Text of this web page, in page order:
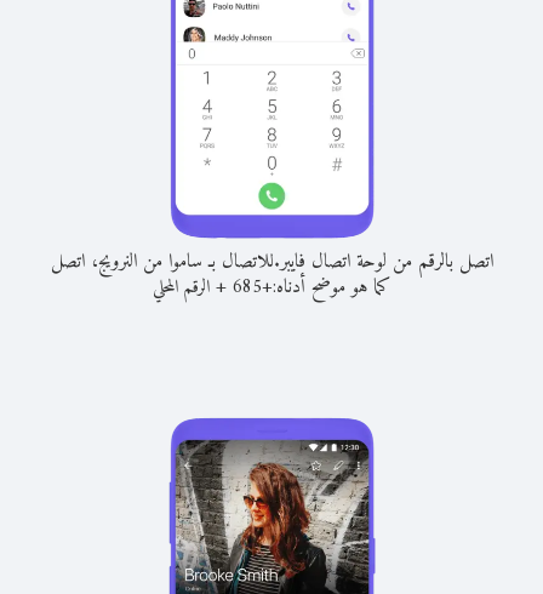
اتصل بالرقم من لوحة اتصال فايبر.للاتصال بـ ساموا من النرويج، اتصل
كما هو موضح أدناه:+
685
+الرقم المحلي